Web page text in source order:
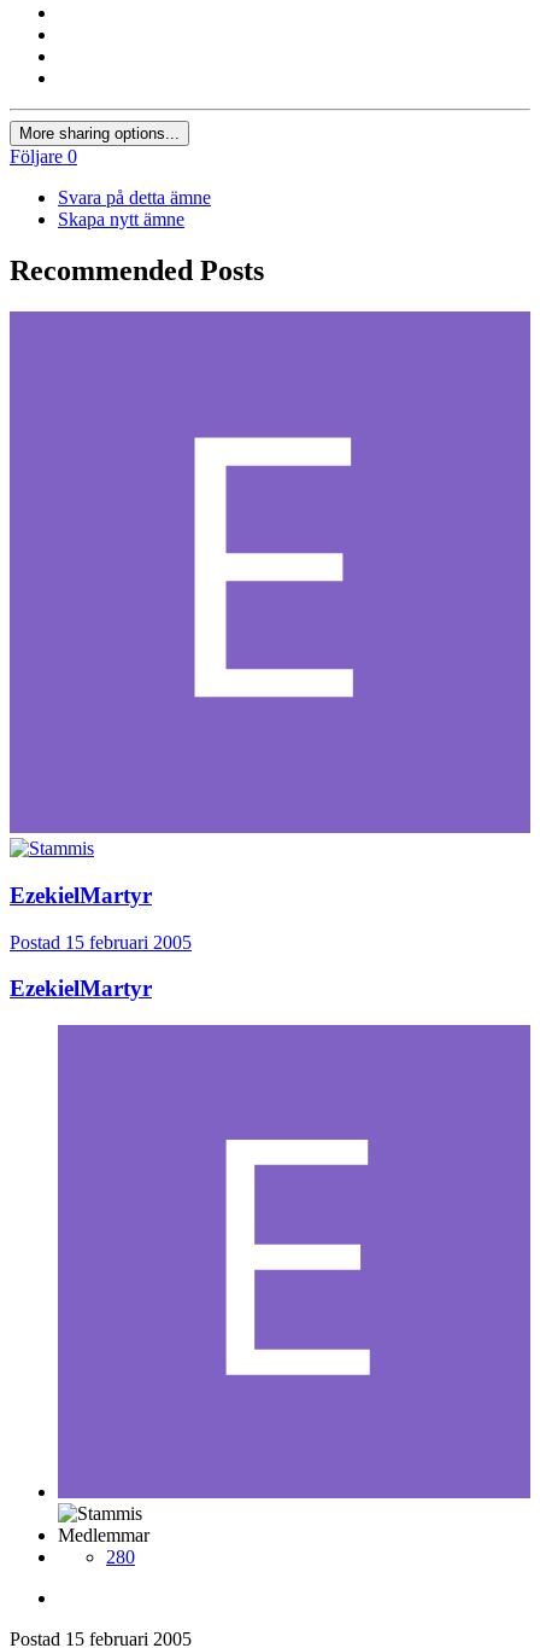
More sharing options...
Följare 0
Svara på detta ämne
Skapa nytt ämne
Recommended Posts
EzekielMartyr
Postad 15 februari 2005
EzekielMartyr
Medlemmar
280
Postad 15 februari 2005